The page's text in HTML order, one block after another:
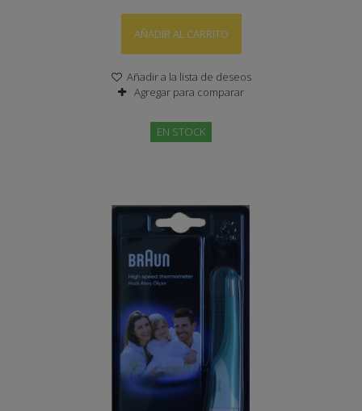
AÑADIR AL CARRITO
Añadir a la lista de deseos
Agregar para comparar
EN STOCK